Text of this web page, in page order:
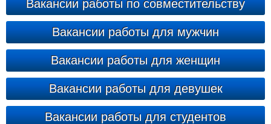
Вакансии работы по совместительству
Вакансии работы для мужчин
Вакансии работы для женщин
Вакансии работы для девушек
Вакансии работы для студентов